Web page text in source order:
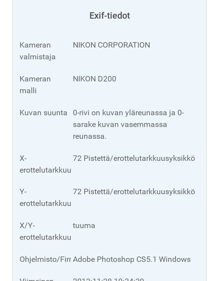
Exif-tiedot
Kameran
valmistaja
NIKON CORPORATION
Kameran
malli
NIKON D200
Kuvan suunta
0-rivi on kuvan yläreunassa ja 0-
sarake kuvan vasemmassa
reunassa.
X-
erottelutarkkuus
72 Pistettä/erottelutarkkuusyksikkö
Y-
erottelutarkkuus
72 Pistettä/erottelutarkkuusyksikkö
X/Y-
erottelutarkkuusyksikkö.
tuuma
Ohjelmisto/FirmwareAdobe Photoshop CS5.1 Windows